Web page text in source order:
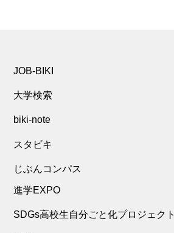
JOB-BIKI
大学検索
biki-note
スタビキ
じぶんコンパス
進学EXPO
SDGs高校生自分ごと化プロジェクト